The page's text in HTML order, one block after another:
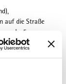
auf die Straße
5